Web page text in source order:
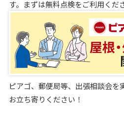
す。まずは無料点検をご利用くだ
ピアゴ、郵便局等、出張相談会を
お立ち寄りください！